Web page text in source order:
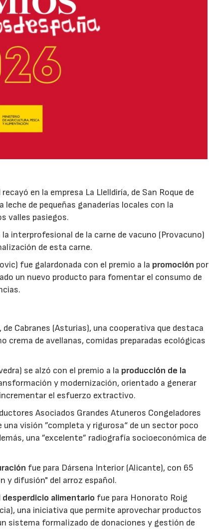
recayó en la empresa La Llelldiría, de San Roque de
de pequeñas ganaderías locales con la
valles pasiegos.
la interprofesional de la carne de vacuno (Provacuno)
de esta carne.
fue galardonada con el premio a la promoción por
un nuevo producto para fomentar el consumo de
Cabranes (Asturias), una cooperativa que destaca
crema de avellanas, comidas preparadas ecológicas
se alzó con el premio a la producción de la
y modernización, orientado a generar
el esfuerzo extractivo.
Asociados Grandes Atuneros Congeladores
visión ”completa y rigurosa“ de un sector poco
una ”excelente” radiografía socioeconómica de
fue para Dársena Interior (Alicante), con 65
y difusión" del arroz español.
alimentario fue para Honorato Roig
una iniciativa que permite aprovechar productos
sistema formalizado de donaciones y gestión de